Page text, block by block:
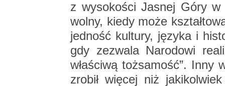
z wy­so­ko­ści Ja­snej Góry
wolny, kiedy może
jed­ność kul­tu­ry, ję­zy­ka i
gdy ze­zwa­la Na­ro­do­wi
wła­ści­wą toż­sa­mość”. Inny
zro­bił wię­cej niż